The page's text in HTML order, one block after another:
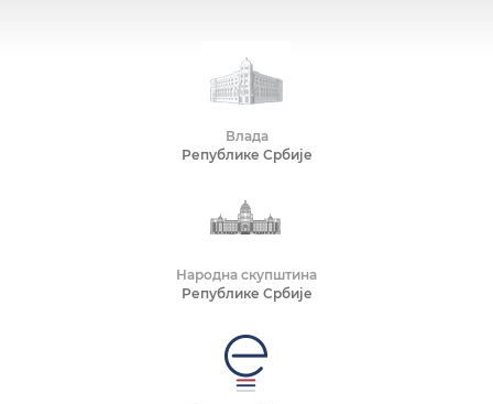
Влада
Републике Србије
Народна скупштина
Републике Србије